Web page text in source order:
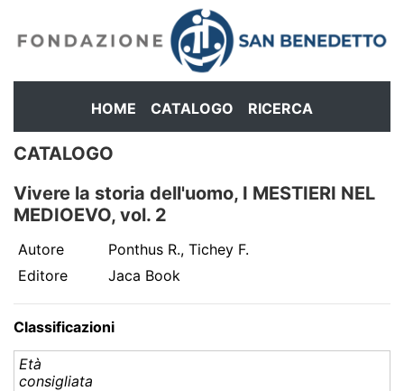
HOME CATALOGO RICERCA
CATALOGO
Vivere la storia dell'uomo, I MESTIERI NEL
MEDIOEVO, vol. 2
Autore
Ponthus R., Tichey F.
Editore
Jaca Book
Classificazioni
Età
consigliata